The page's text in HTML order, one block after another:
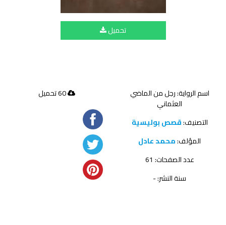
تحميل
اسم الرواية: رجل من الماضي
العثماني
التصنيف:قصص بوليسية
المؤلف:محمد عادل
عدد الصفحات: 61
سنة النشر: -
60 تحميل